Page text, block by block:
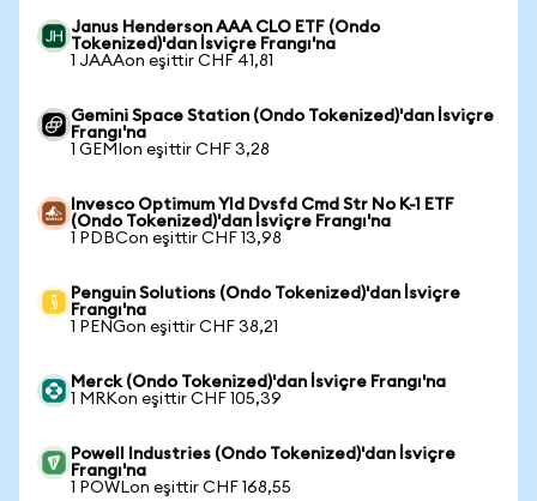
Janus Henderson AAA CLO ETF (Ondo
Tokenized)'dan İsviçre Frangı'na
1 JAAAon eşittir CHF 41,81
Gemini Space Station (Ondo Tokenized)'dan İsviçre
Frangı'na
1 GEMIon eşittir CHF 3,28
Invesco Optimum Yld Dvsfd Cmd Str No K-1 ETF
(Ondo Tokenized)'dan İsviçre Frangı'na
1 PDBCon eşittir CHF 13,98
Penguin Solutions (Ondo Tokenized)'dan İsviçre
Frangı'na
1 PENGon eşittir CHF 38,21
Merck (Ondo Tokenized)'dan İsviçre Frangı'na
1 MRKon eşittir CHF 105,39
Powell Industries (Ondo Tokenized)'dan İsviçre
Frangı'na
1 POWLon eşittir CHF 168,55